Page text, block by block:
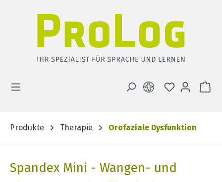
DU HAST 0
Produkte Therapie Orofaziale Dysfunktion
Spandex Mini - Wangen- und